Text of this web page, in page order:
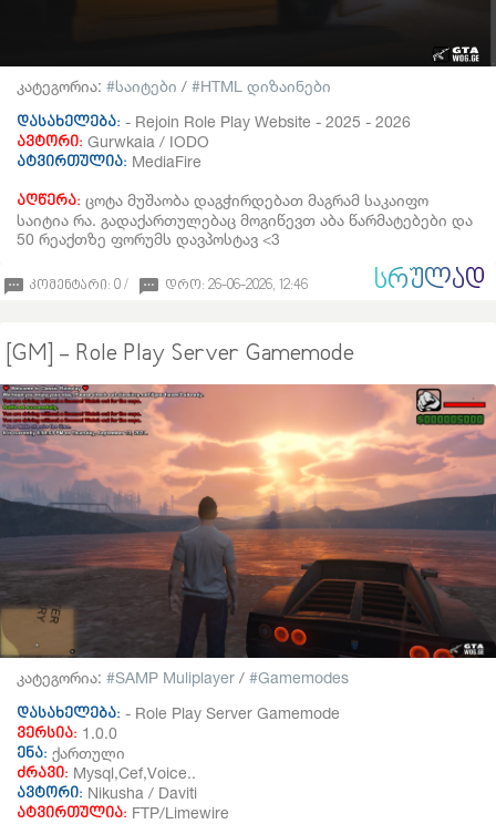
კატეგორია: საიტები /
HTML დიზაინები
დასახელება: - Rejoin Role Play Website - 2025 - 2026
ავტორი: Gurwkaia / IODO
ატვირთულია: MediaFire
აღწერა: ცოტა მუშაობა დაგჭირდებათ მაგრამ საკაიფო
საიტია რა. გადაქართულებაც მოგიწევთ აბა წარმატებები და
50 რეაქთზე ფორუმს დავპოსტავ <3
კომენტარი: 0 / დრო: 26-06-2026, 12:46 ᲡᲠᲣᲚᲐᲓ
[GM] - Role Play Server Gamemode
კატეგორია: SAMP Muliplayer /
Gamemodes
დასახელება: - Role Play Server Gamemode
ვერსია: 1.0.0
ენა: ქართული
ძრავი: Mysql,Cef,Voice..
ავტორი: Nikusha / Daviti
ატვირთულია: FTP/Limewire